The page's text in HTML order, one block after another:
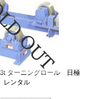
ターニングロール 日極
レンタル